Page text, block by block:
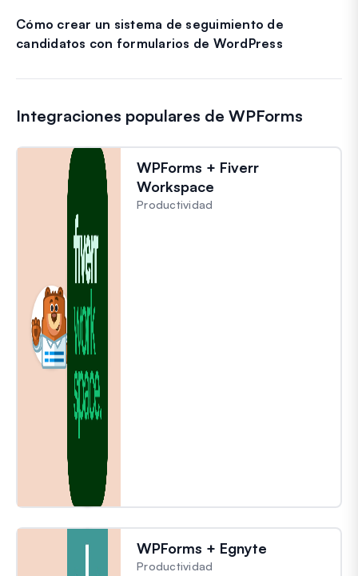
Cómo crear un sistema de seguimiento de
candidatos con formularios de WordPress
Integraciones populares de WPForms
WPForms + Fiverr
Workspace
Productividad
WPForms + Egnyte
Productividad